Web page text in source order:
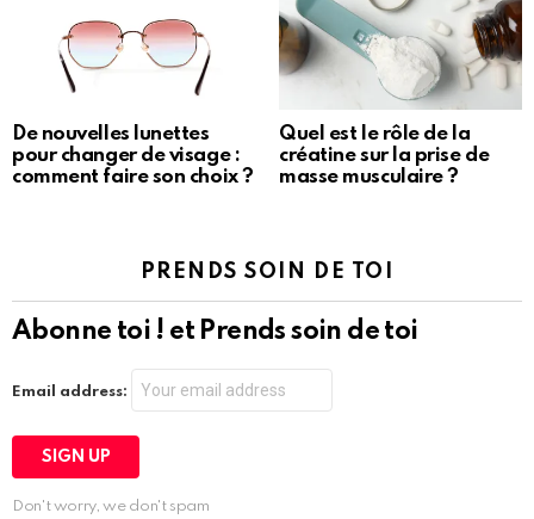
De nouvelles lunettes
pour changer de visage :
comment faire son choix ?
Quel est le rôle de la
créatine sur la prise de
masse musculaire ?
PRENDS SOIN DE TOI
Abonne toi ! et Prends soin de toi
Email address:
Don't worry, we don't spam